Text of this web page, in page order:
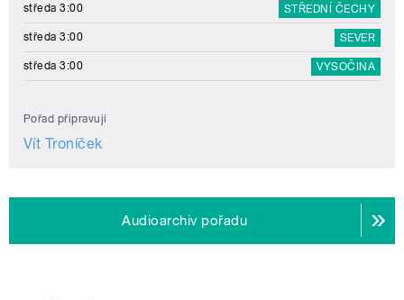
středa 3:00 STŘEDNÍ ČECHY
středa 3:00 SEVER
středa 3:00 VYSOČINA
Pořad připravují
Vít Troníček
Audioarchiv pořadu